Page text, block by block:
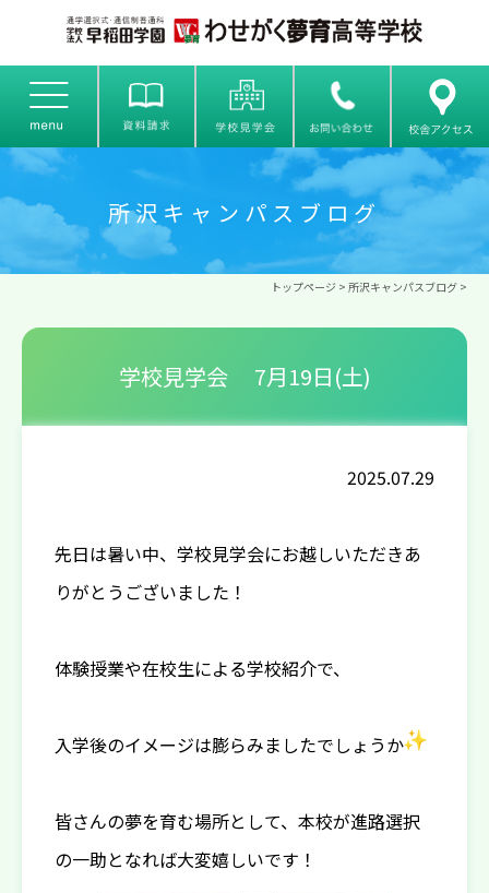
所沢キャンパスブログ
トップページ > 所沢キャンパスブログ >
学校見学会 7月19日(土)
2025.07.29
先日は暑い中、学校見学会にお越しいただきあ
りがとうございました！
体験授業や在校生による学校紹介で、
入学後のイメージは膨らみましたでしょうか
皆さんの夢を育む場所として、本校が進路選択
の一助となれば大変嬉しいです！